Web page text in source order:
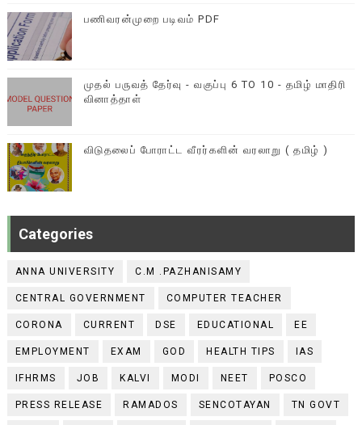
பணிவரன்முறை படிவம் PDF
முதல் பருவத் தேர்வு - வகுப்பு 6 TO 10 - தமிழ் மாதிரி
வினாத்தாள்
விடுதலைப் போராட்ட வீரர்களின் வரலாறு ( தமிழ் )
Categories
ANNA UNIVERSITY C.M .PAZHANISAMY
CENTRAL GOVERNMENT COMPUTER TEACHER
CORONA CURRENT DSE EDUCATIONAL EE
EMPLOYMENT EXAM GOD HEALTH TIPS IAS
IFHRMS JOB KALVI MODI NEET POSCO
PRESS RELEASE RAMADOS SENCOTAYAN TN GOVT